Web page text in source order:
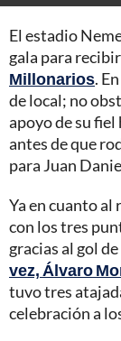
El estadio
gala para recibir
Millonarios.
de local; no
apoyo de su
antes de que
para Juan
Ya en cuanto
con los tres
gracias al gol
vez, Álvaro
tuvo tres
celebración a